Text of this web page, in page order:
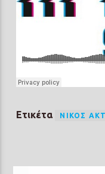
Ετικέτα ΝΊΚΟΣ